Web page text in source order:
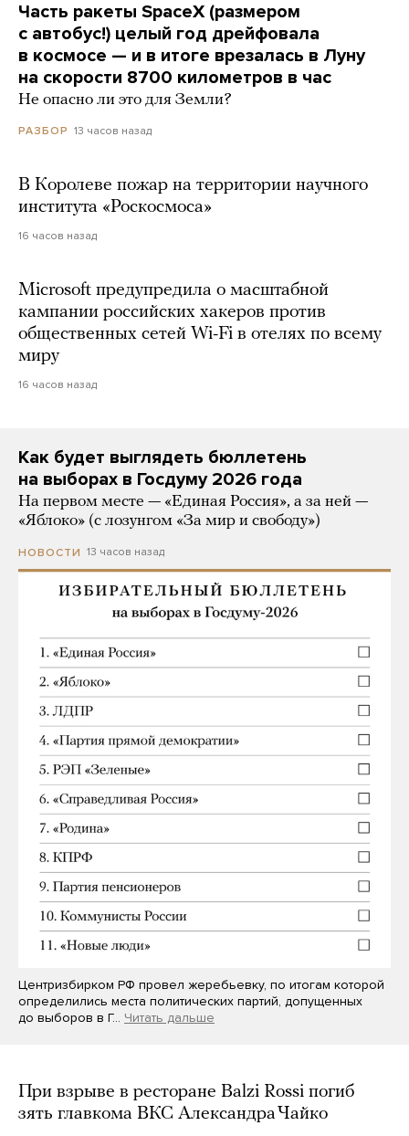
Часть ракеты SpaceX (размером
с автобус!) целый год дрейфовала
в космосе — и в итоге врезалась в Луну
на скорости 8700 километров в час
Не опасно ли это для Земли?
РАЗБОР 13 часов назад
В Королеве пожар на территории научного
института «Роскосмоса»
16 часов назад
Microsoft предупредила о масштабной
кампании российских хакеров против
общественных сетей Wi-Fi в отелях по всему
миру
16 часов назад
Как будет выглядеть бюллетень
на выборах в Госдуму 2026 года
На первом месте — «Единая Россия», а за ней —
«Яблоко» (с лозунгом «За мир и свободу»)
НОВОСТИ 13 часов назад
Центризбирком РФ провел жеребьевку, по итогам которой
определились места политических партий, допущенных
до выборов в Г… Читать дальше
При взрыве в ресторане Balzi Rossi погиб
зять главкома ВКС Александра Чайко